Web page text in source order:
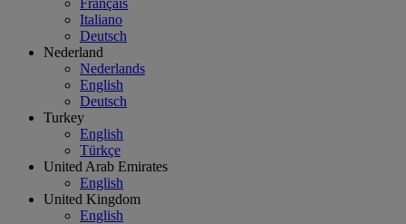
Français
Italiano
Deutsch
Nederland
Nederlands
English
Deutsch
Turkey
English
Türkçe
United Arab Emirates
English
United Kingdom
English